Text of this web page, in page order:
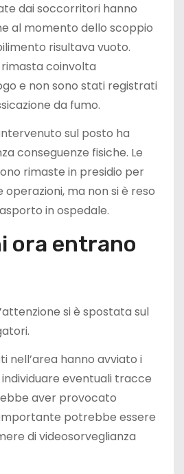
dai soccorritori hanno
al momento dello scoppio
risultava vuoto.
coinvolta
e non sono stati registrati
da fumo.
sul posto ha
conseguenze fisiche. Le
rimaste in presidio per
ma non si è reso
in ospedale.
ora entrano
si è spostata sul
nell’area hanno avviato i
eventuali tracce
aver provocato
importante potrebbe essere
di videosorveglianza